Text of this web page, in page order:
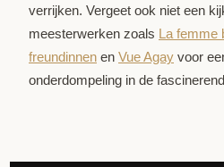
verrijken. Vergeet ook niet een
meesterwerken zoals
La femme
freundinnen en Vue Agay voor
onderdompeling in de